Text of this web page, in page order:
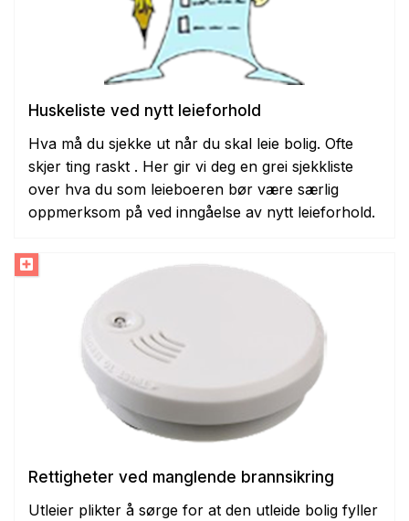
Huskeliste ved nytt leieforhold
Hva må du sjekke ut når du skal leie bolig. Ofte
skjer ting raskt . Her gir vi deg en grei sjekkliste
over hva du som leieboeren bør være særlig
oppmerksom på ved inngåelse av nytt leieforhold.
Rettigheter ved manglende brannsikring
Utleier plikter å sørge for at den utleide bolig fyller